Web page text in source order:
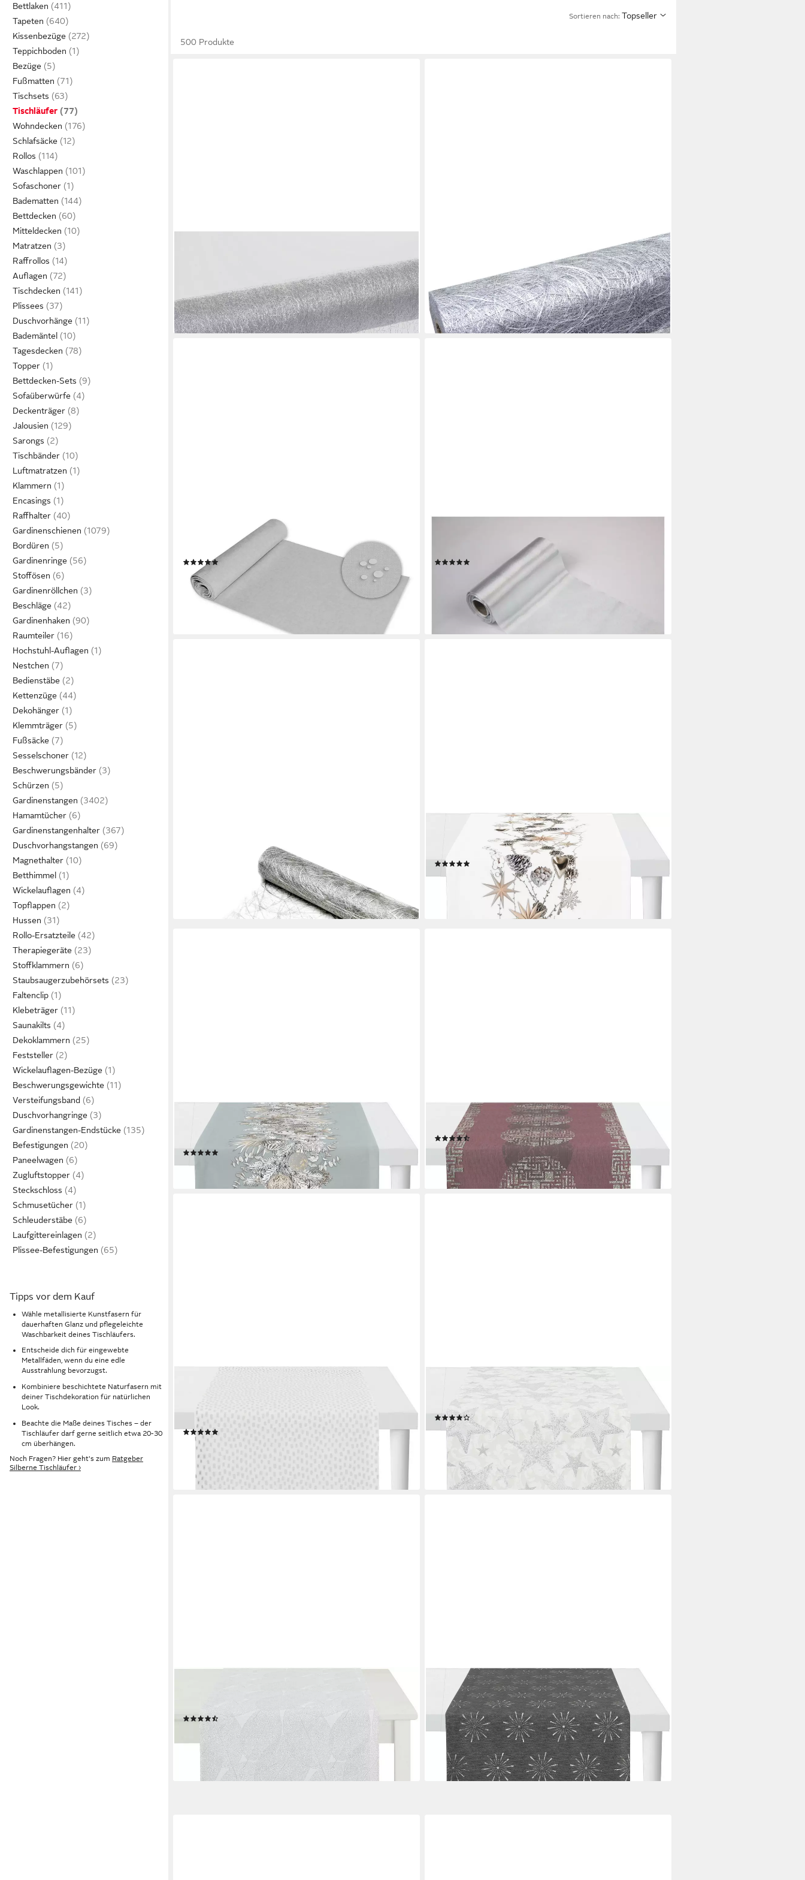
Bettlaken
Tapeten
Kissenbezüge
Teppichboden
Bezüge
Fußmatten
Tischsets
Tischläufer
Wohndecken
Schlafsäcke
Rollos
Waschlappen
Sofaschoner
Badematten
Bettdecken
Mitteldecken
Matratzen
Raffrollos
Auflagen
Tischdecken
Plissees
Duschvorhänge
Bademäntel
Tagesdecken
Topper
Bettdecken-Sets
Sofaüberwürfe
Deckenträger
Jalousien
Sarongs
Tischbänder
Luftmatratzen
Klammern
Encasings
Raffhalter
Gardinenschienen
Bordüren
Gardinenringe
Stoffösen
Gardinenröllchen
Beschläge
Gardinenhaken
Raumteiler
Hochstuhl-Auflagen
Nestchen
Bedienstäbe
Kettenzüge
Dekohänger
Klemmträger
Fußsäcke
Sesselschoner
Beschwerungsbänder
Schürzen
Gardinenstangen
Hamamtücher
Gardinenstangenhalter
Duschvorhangstangen
Magnethalter
Betthimmel
Wickelauflagen
Topflappen
Hussen
Rollo-Ersatzteile
Therapiegeräte
Stoffklammern
Staubsaugerzubehörsets
Faltenclip
Klebeträger
Saunakilts
Dekoklammern
Feststeller
Wickelauflagen-Bezüge
Beschwerungsgewichte
Versteifungsband
Duschvorhangringe
Gardinenstangen-Endstücke
Befestigungen
Paneelwagen
Zugluftstopper
Steckschloss
Schmusetücher
Schleuderstäbe
Laufgittereinlagen
Plissee-Befestigungen
Tipps vor dem Kauf
Wähle metallisierte Kunstfasern für
dauerhaften Glanz und pflegeleichte
Waschbarkeit deines Tischläufers.
Entscheide dich für eingewebte
Metallfäden, wenn du eine edle
Ausstrahlung bevorzugst.
Kombiniere beschichtete Naturfasern mit
deiner Tischdekoration für natürlichen
Look.
Beachte die Maße deines Tisches – der
Tischläufer darf gerne seitlich etwa 20-30
cm überhängen.
Noch Fragen? Hier geht's zum Ratgeber
Silberne Tischläufer ›
Sortieren nach: Topseller
500 Produkte
Rolle 5m - 67 002-5M 300 (1-tlg, 1 Rolle Tischläufer),
7,99 €
(1,60 €/ 1 m)
lieferbar - in 3-4 Werktagen bei dir
Tischläufer Sizoweb Tischläufer - silber - 30cm - 25m 64
24,95 €
(1,00 €/ 1 m)
lieferbar - in 3-4 Werktagen bei dir
Tischläufer Tischläufer rechteckig Leinenoptik beschichtet
ab 9,95 €
lieferbar - in 6-8 Werktagen bei dir
Tischläufer Satin Tischläufer Tischband Deko Band
Tischdeko Schleife 12cm x 9m
2,99 €
lieferbar - in 4-5 Werktagen bei dir
+5
Tischband 30cm/25m
lieferbar - in 2-3 Werktagen bei dir
Tischläufer 6204 WINTERWELT, Weihnachtsdeko,
Weihnachten (1-tlg), Digitaldruck
31,99 €
lieferbar - in 3-4 Werktagen bei dir
Tischläufer 6304 CHRISTMAS GLAM, Weihnachtsdeko,
Weihnachten (1-tlg), Digitaldruck
29,95 €
lieferbar - in 3-4 Werktagen bei dir
Tischläufer 2718 LOFT STYLE, Jacquard (1-tlg)
36,95 €
lieferbar - in 3-4 Werktagen bei dir
Weihnachtsdeko, Weihnachten (1-tlg), Lurex-
Jacquardgewebe
36,95 €
lieferbar - in 3-4 Werktagen bei dir
Tischläufer 4711 CHRISTMAS GLAM, Weihnachtsdeko,
Weihnachten (1-tlg), Lurex-Jacquardgewebe
(1)
28,99 € UVP39,95 €
lieferbar - in 3-4 Werktagen bei dir
Weihnachten (1-tlg)
(11)
26,95 €
lieferbar - in 3-4 Werktagen bei dir
Tischläufer 6302 CHRISTMAS GLAM, Weihnachtsdeko,
Weihnachten (1-tlg), Lurex-Jacquardgewebe
30,99 € UVP 41,95 €
-26%
lieferbar - in 3-4 Werktagen bei dir